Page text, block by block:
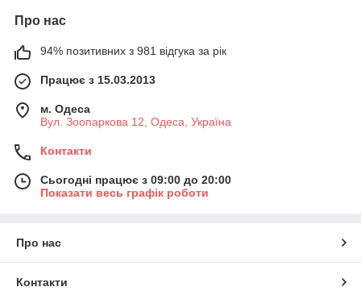
Про нас
94% позитивних з 981 відгука за рік
Працює з 15.03.2013
м. Одеса
Вул. Зоопаркова 12, Одеса, Україна
Контакти
Сьогодні працює з 09:00 до 20:00
Показати весь графік роботи
Про нас
Контакти